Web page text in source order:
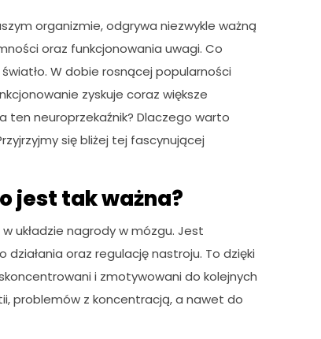
organizmie, odgrywa niezwykle ważną
oraz funkcjonowania uwagi. Co
W dobie rosnącej popularności
zyskuje coraz większe
ten neuroprzekaźnik? Dlaczego warto
się bliżej tej fascynującej
jest tak ważna?
układzie nagrody w mózgu. Jest
oraz regulację nastroju. To dzięki
i zmotywowani do kolejnych
problemów z koncentracją, a nawet do